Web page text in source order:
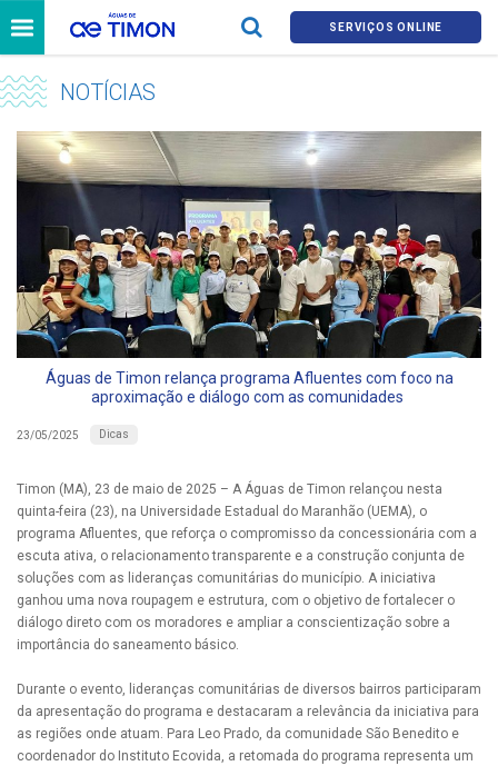
SERVIÇOS ONLINE
NOTÍCIAS
Águas de Timon relança programa Afluentes com foco na
aproximação e diálogo com as comunidades
23/05/2025 Dicas
Timon (MA), 23 de maio de 2025 – A Águas de Timon relançou nesta
quinta-feira (23), na Universidade Estadual do Maranhão (UEMA), o
programa Afluentes, que reforça o compromisso da concessionária com a
escuta ativa, o relacionamento transparente e a construção conjunta de
soluções com as lideranças comunitárias do município. A iniciativa
ganhou uma nova roupagem e estrutura, com o objetivo de fortalecer o
diálogo direto com os moradores e ampliar a conscientização sobre a
importância do saneamento básico.
Durante o evento, lideranças comunitárias de diversos bairros participaram
da apresentação do programa e destacaram a relevância da iniciativa para
as regiões onde atuam. Para Leo Prado, da comunidade São Benedito e
coordenador do Instituto Ecovida, a retomada do programa representa um